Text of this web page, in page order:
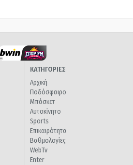
ΚΑΤΗΓΟΡΙΕΣ
Αρχική
Ποδόσφαιρο
Μπάσκετ
Αυτοκίνητο
Sports
Επικαιρότητα
Βαθμολογίες
WebTv
Enter